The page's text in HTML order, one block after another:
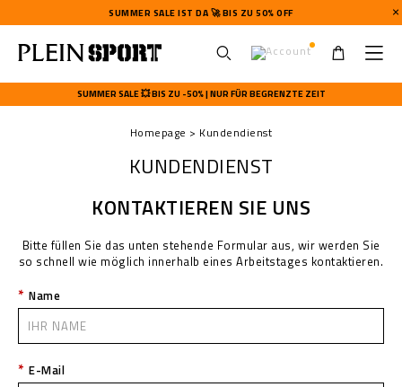
SUMMER SALE IST DA 🚀 BIS ZU 50% OFF
s
e
m
e
n
SUMMER SALE 💥 BIS ZU -50% | NUR FÜR BEGRENZTE ZEIT
Homepage Kundendienst
KUNDENDIENST
KONTAKTIEREN SIE UNS
Bitte füllen Sie das unten stehende Formular aus, wir werden Sie
so schnell wie möglich innerhalb eines Arbeitstages kontaktieren.
Name
E-Mail